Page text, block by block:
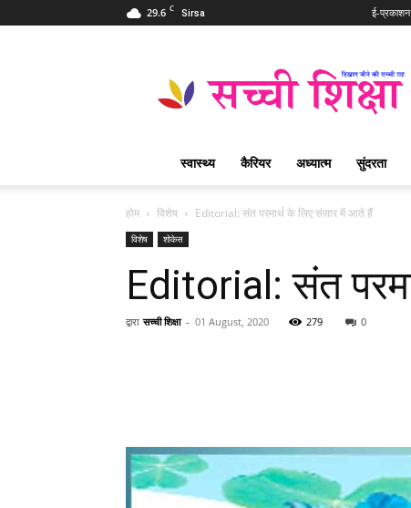
29.6 C Sirsa ई-प्रकाशन
Shiksha
शिक्षा
पत्रिका
स्वास्थ्य कैरियर अध्यात्म सुंदरता
होम विशेष Editorial: संत परमार्थ के लिए संसार में आते हैं
विशेष शोकेस
Editorial: संत
द्वारा सच्ची शिक्षा - 01 August, 2020 279 0